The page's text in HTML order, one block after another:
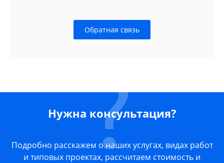
Обратная связь
Нужна консультация?
Подробно расскажем о наших услугах, видах работ
и типовых проектах, рассчитаем стоимость и